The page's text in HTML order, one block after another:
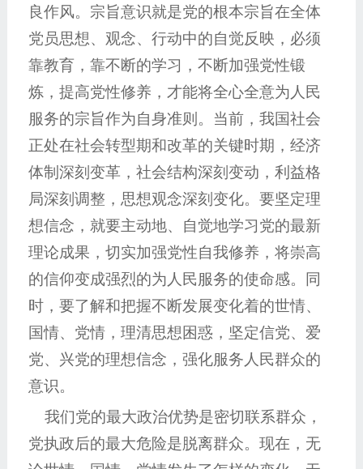
良作风。宗旨意识就是党的根本宗旨在全体
党员思想、观念、行动中的自觉反映，必须
靠教育，靠不断的学习，不断加强党性锻
炼，提高党性修养，才能将全心全意为人民
服务的宗旨作为自身准则。当前，我国社会
正处在社会转型期和改革的关键时期，经济
体制深刻变革，社会结构深刻变动，利益格
局深刻调整，思想观念深刻变化。要坚定理
想信念，就要主动地、自觉地学习党的最新
理论成果，切实加强党性自我修养，将崇高
的信仰变成强烈的为人民服务的使命感。同
时，要了解和把握不断发展变化着的世情、
国情、党情，理清思想困惑，坚定信党、爱
党、兴党的理想信念，强化服务人民群众的
意识。
我们党的最大政治优势是密切联系群众，
党执政后的最大危险是脱离群众。现在，无